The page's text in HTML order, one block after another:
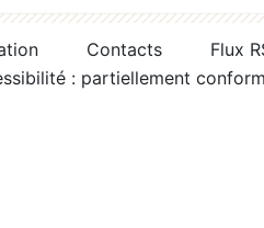
Contacts
Flux
: partiellement